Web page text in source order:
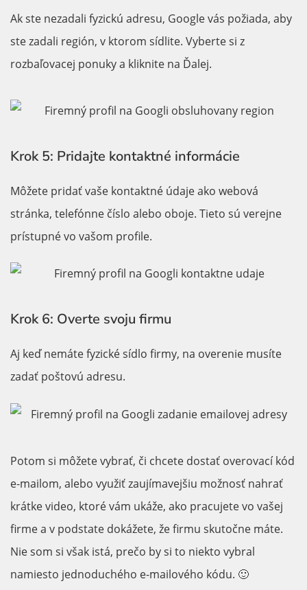
Ak ste nezadali fyzickú adresu, Google vás požiada, aby
ste zadali región, v ktorom sídlite. Vyberte si z
rozbaľovacej ponuky a kliknite na Ďalej.
Krok 5: Pridajte kontaktné informácie
Môžete pridať vaše kontaktné údaje ako webová
stránka, telefónne číslo alebo oboje. Tieto sú verejne
prístupné vo vašom profile.
Krok 6: Overte svoju firmu
Aj keď nemáte fyzické sídlo firmy, na overenie musíte
zadať poštovú adresu.
Potom si môžete vybrať, či chcete dostať overovací kód
e-mailom, alebo využiť zaujímavejšiu možnosť nahrať
krátke video, ktoré vám ukáže, ako pracujete vo vašej
firme a v podstate dokážete, že firmu skutočne máte.
Nie som si však istá, prečo by si to niekto vybral
namiesto jednoduchého e-mailového kódu. 🙂